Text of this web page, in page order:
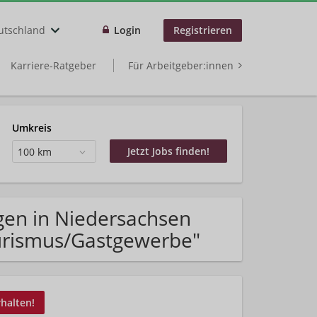
Login Registrieren
Karriere-Ratgeber Für Arbeitgeber:innen
Umkreis
100 km
in Niedersachsen
Gastgewerbe"